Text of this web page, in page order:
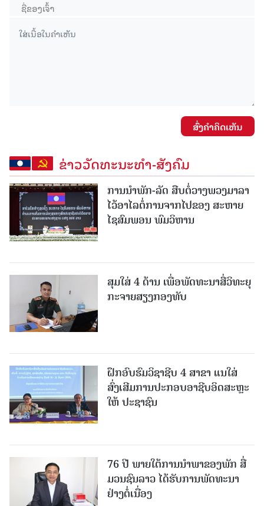
ສົ່ງຄໍາຄິດເຫັນ
ຂ່າວວັດທະນະທຳ-ສັງຄົມ
ການນໍາພັກ-ລັດ ສືບຕໍ່ວາງພວງມາລາ
ໄວ້ອາໄລຕໍ່ການຈາກໄປຂອງ ສະຫາຍ
ໄຊສົມພອນ ພົມວິຫານ
ສຸມໃສ່ 4 ດ້ານ ເພື່ອພັດທະນາສື່ວິທະຍຸ
ກະຈາຍສຽງກອງທັບ
ຝຶກອົບຮົມວິຊາຊີບ 4 ສາຂາ ແນໃສ່
ສົ່ງເສີມການປະກອບອາຊີບອິດສະຫຼະ
ໃຫ້ ປະຊາຊົນ
76 ປີ ພາຍໃຕ້ການນໍາພາຂອງພັກ ສື່
ມວນຊົນລາວ ໄດ້ຮັບການພັດທະນາ
ຢ່າງຕໍ່ເນື່ອງ